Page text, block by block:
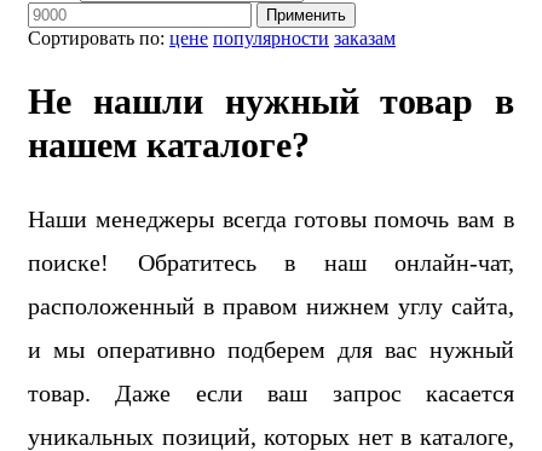
Сортировать по: цене популярности заказам
Применить
Не нашли нужный товар в
нашем каталоге?
Наши менеджеры всегда готовы помочь вам в
поиске! Обратитесь в наш онлайн-чат,
расположенный в правом нижнем углу сайта,
и мы оперативно подберем для вас нужный
товар. Даже если ваш запрос касается
уникальных позиций, которых нет в каталоге,